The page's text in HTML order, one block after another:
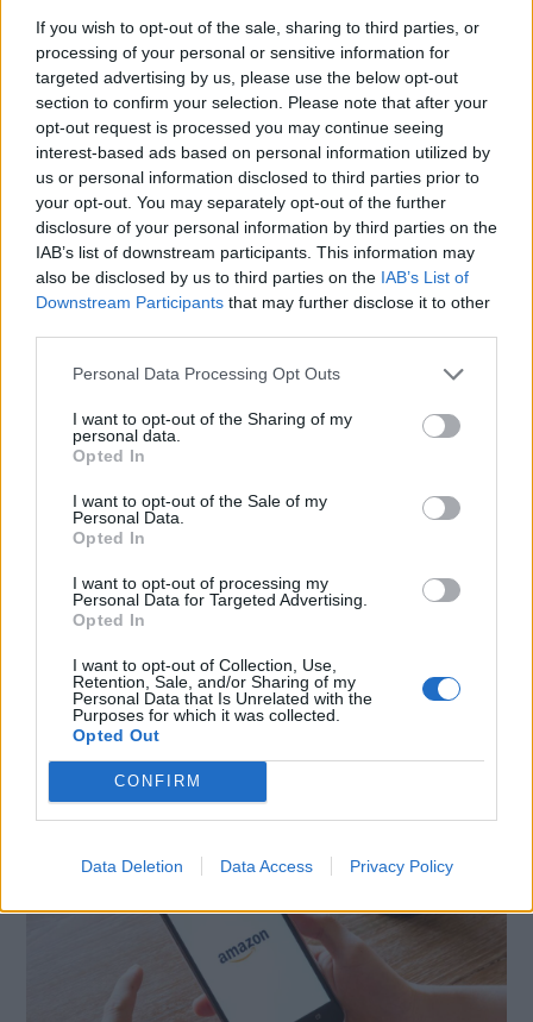
If you wish to opt-out of the sale, sharing to third parties, or
processing of your personal or sensitive information for
targeted advertising by us, please use the below opt-out
section to confirm your selection. Please note that after your
opt-out request is processed you may continue seeing
interest-based ads based on personal information utilized by
us or personal information disclosed to third parties prior to
your opt-out. You may separately opt-out of the further
disclosure of your personal information by third parties on the
IAB’s list of downstream participants. This information may
also be disclosed by us to third parties on the IAB’s List of
Downstream Participants that may further disclose it to other
Personal Data Processing Opt Outs
I want to opt-out of the Sharing of my
personal data.
Opted In
I want to opt-out of the Sale of my
Personal Data.
Opted In
I want to opt-out of processing my
Personal Data for Targeted Advertising.
Opted In
I want to opt-out of Collection, Use,
Retention, Sale, and/or Sharing of my
Personal Data that Is Unrelated with the
Purposes for which it was collected.
Opted Out
CONFIRM
Data Deletion Data Access Privacy Policy
di sviluppo”.
Claudio Carnevale,Presidente di Acotel, ha aggiunto: “
progetto abilita per i router tradizionali e 5G la “rivoluzione” che
avvenne 20 anni fa per i telefoni cellulari, quando si
trasformarono da terminali passivi a dispositivi “smart”, dotati di
sensori e di un sistema operativo abilitante l’universo di servizi e
app ormai presenti stabilmente nelle vite di ognuno di noi”.
All’avvio del progetto, le due Società hanno convenuto di
costituire un team congiunto con competenze
tecnico/commerciali, che avrà il compito di identificare gli use
degli obiettivi previsti.
CONDIVIDI QUESTO ARTICOLO:
E-mail
X Mastodon Telegram
WhatsApp
LE MIGLIORI OFFERTE AMAZON